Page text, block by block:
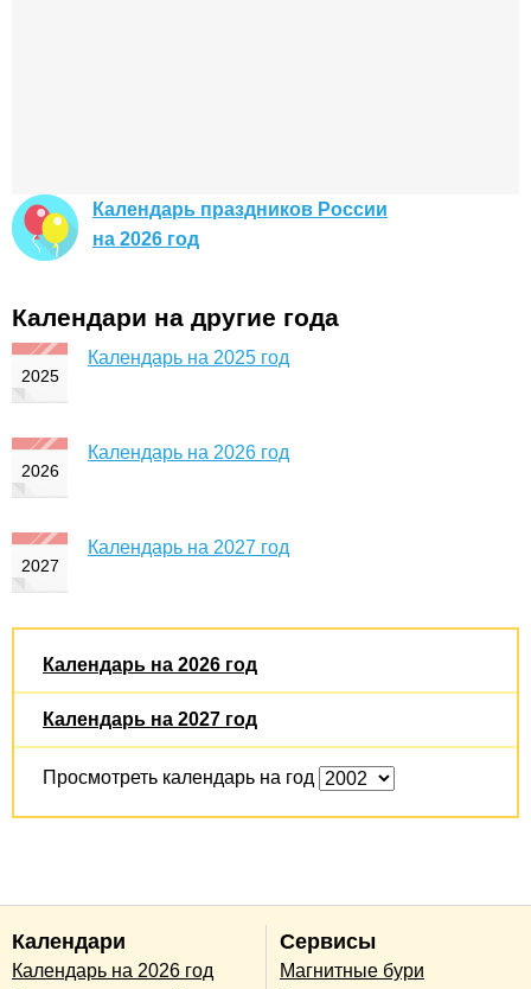
Календарь праздников России
на 2026 год
Календари на другие года
Календарь на 2025 год
Календарь на 2026 год
Календарь на 2027 год
Календарь на 2026 год
Календарь на 2027 год
Просмотреть календарь на год
Календари
Календарь на 2026 год
Сервисы
Магнитные бури